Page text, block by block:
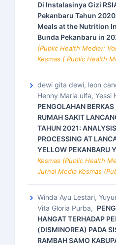
Di Instalasinya Gizi
Pekanbaru Tahun
Meals at the Nutrition
Bunda Pekanbaru in
(Public Health Media):
Kesmas ( Public Health
dewi gita dewi, leon
Henny Maria ulfa, Yessi
PENGOLAHAN
RUMAH SAKIT
TAHUN 2021:
PROCESSING AT
YELLOW PEKANBARU
Kesmas (Public Health
Jurnal Media Kesmas
Winda Ayu Lestari,
Vita Gloria Purba,
HANGAT TERHADAP
(DISMINOREA) PADA
RAMBAH SAMO